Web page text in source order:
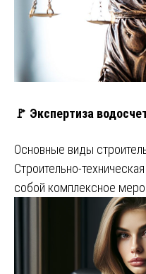
🚩 Экспертиза
Основные виды
Строительно-
собой комплексное